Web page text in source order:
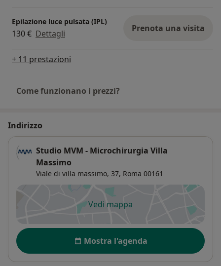
Epilazione luce pulsata (IPL)
130 € Dettagli Prenota una visita
+ 11 prestazioni
Come funzionano i prezzi?
Indirizzo
Studio MVM - Microchirurgia Villa
Massimo
Viale di villa massimo, 37, Roma 00161
Vedi mappasi apre in una nuova scheda
Disponibilità
Mostra l'agenda